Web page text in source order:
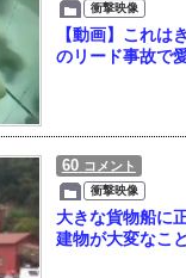
衝撃映像
【動画】これは
のリード事故で
60 コメント
衝撃映像
大きな貨物船に
建物が大変なこ